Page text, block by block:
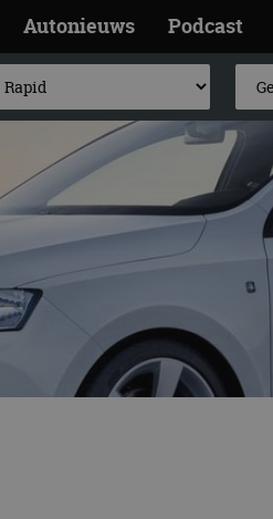
Autonieuws Podcast